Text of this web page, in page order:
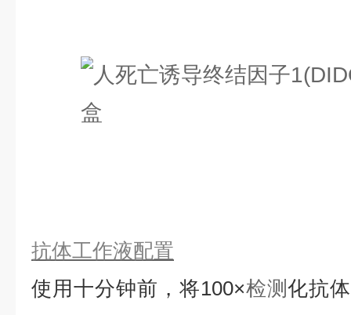
抗体工作液配置
使用十分钟前，将100×检测化抗